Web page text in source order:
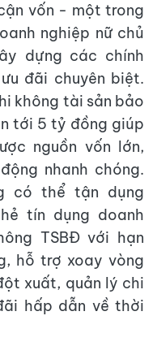
vốn - một trong
nghiệp nữ chủ
dựng các chính
đãi chuyên biệt.
không tài sản bảo
tới 5 tỷ đồng giúp
nguồn vốn lớn,
nhanh chóng.
có thể tận dụng
tín dụng doanh
TSBĐ với hạn
hỗ trợ xoay vòng
xuất, quản lý chi
hấp dẫn về thời